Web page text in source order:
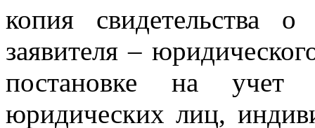
копия свидетельства о
заявителя –
постановке на
юридических лиц,